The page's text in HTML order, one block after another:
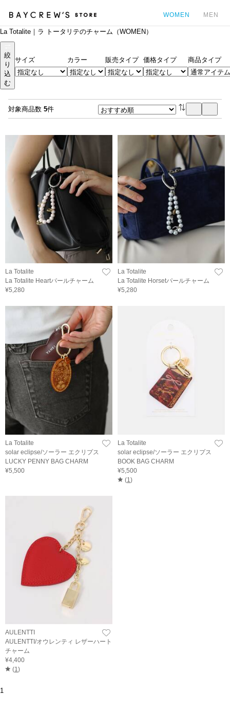
WOMEN MEN
La Totalite｜ラ トータリテのチャーム（WOMEN）
絞
り
込
む
サイズ カラー 販売タイプ 価格タイプ 商品タイプ
対象商品数 5件
La Totalite
La Totalite Heartパールチャーム
¥5,280
La Totalite
La Totalite Horsetパールチャーム
¥5,280
La Totalite
solar eclipse/ソーラー エクリプス
LUCKY PENNY BAG CHARM
¥5,500
La Totalite
solar eclipse/ソーラー エクリプス
BOOK BAG CHARM
¥5,500
(1)
AULENTTI
AULENTTI/オウレンティ レザーハート
チャーム
¥4,400
(1)
1